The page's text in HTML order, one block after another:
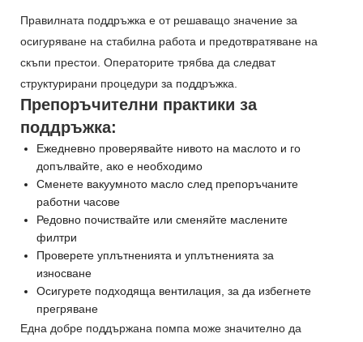
Правилната поддръжка е от решаващо значение за
осигуряване на стабилна работа и предотвратяване на
скъпи престои. Операторите трябва да следват
структурирани процедури за поддръжка.
Препоръчителни практики за
поддръжка:
Ежедневно проверявайте нивото на маслото и го
допълвайте, ако е необходимо
Сменете вакуумното масло след препоръчаните
работни часове
Редовно почиствайте или сменяйте маслените
филтри
Проверете уплътненията и уплътненията за
износване
Осигурете подходяща вентилация, за да избегнете
прегряване
Една добре поддържана помпа може значително да